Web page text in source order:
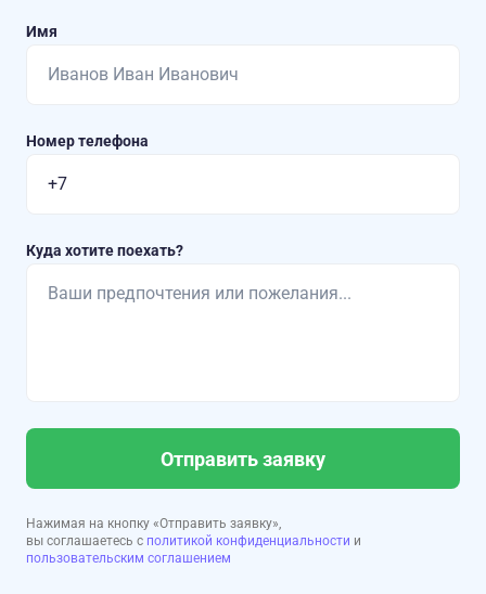
Имя
Номер телефона
Куда хотите поехать?
Отправить заявку
Нажимая на кнопку «Отправить заявку»,
вы соглашаетесь с политикой конфиденциальности и
пользовательским соглашением